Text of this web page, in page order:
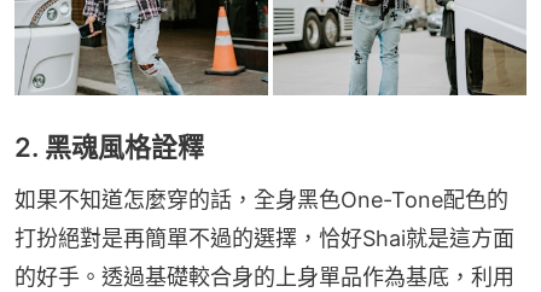
2. 黑魂風格詮釋
如果不知道怎麼穿的話，全身黑色One-Tone配色的
打扮絕對是再簡單不過的選擇，恰好Shai就是這方面
的好手。透過基礎較合身的上身單品作為基底，利用